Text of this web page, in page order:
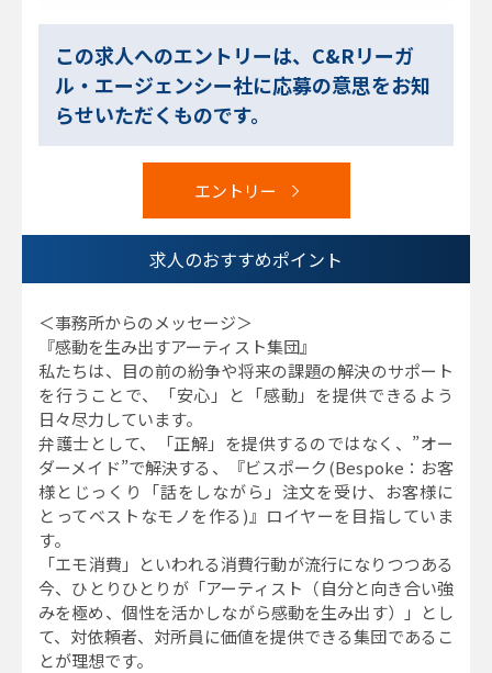
この求人へのエントリーは、C&Rリーガ
ル・エージェンシー社に応募の意思をお知
らせいただくものです。
エントリー
求人のおすすめポイント
＜事務所からのメッセージ＞
『感動を生み出すアーティスト集団』
私たちは、目の前の紛争や将来の課題の解決のサポート
を行うことで、「安心」と「感動」を提供できるよう
日々尽力しています。
弁護士として、「正解」を提供するのではなく、”オー
ダーメイド”で解決する、『ビスポーク(Bespoke：お客
様とじっくり「話をしながら」注文を受け、お客様に
とってベストなモノを作る)』ロイヤーを目指していま
す。
「エモ消費」といわれる消費行動が流行になりつつある
今、ひとりひとりが「アーティスト（自分と向き合い強
みを極め、個性を活かしながら感動を生み出す）」とし
て、対依頼者、対所員に価値を提供できる集団であるこ
とが理想です。